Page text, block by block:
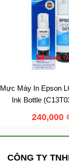
Mực Máy In Epson
Ink Bottle
240,000
CÔNG TY